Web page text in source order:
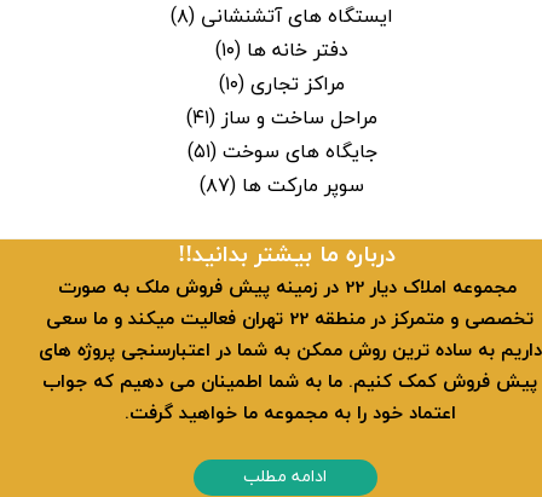
ایستگاه های آتشنشانی (۸)
دفتر خانه ها (۱۰)
مراکز تجاری(۱۰)
مراحل ساخت و ساز(۴۱)
جایگاه های سوخت(۵۱)
سوپر مارکت ها (۸۷)
​​درباره ما بیشتر بدانید!!
​ مجموعه املاک دیار 22 در زمینه پیش فروش ملک به صورت
تخصصی و متمرکز در منطقه 22 تهران فعالیت میکند و ما سعی
داریم به ساده ترین روش ممکن به شما در اعتبارسنجی پروژه های
پیش فروش کمک کنیم. ما به شما اطمینان می دهیم که جواب
اعتماد خود را به مجموعه ما خواهید گرفت.
ادامه مطلب